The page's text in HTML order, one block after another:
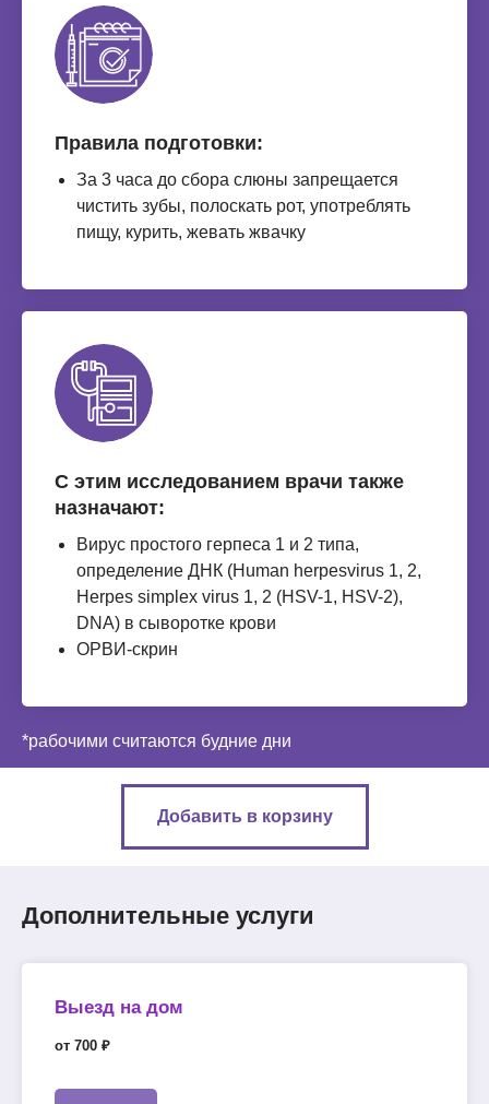
Правила подготовки:
За 3 часа до сбора слюны запрещается
чистить зубы, полоскать рот, употреблять
пищу, курить, жевать жвачку
С этим исследованием врачи также
назначают:
Вирус простого герпеса 1 и 2 типа,
определение ДНК (Human herpesvirus 1, 2,
Herpes simplex virus 1, 2 (HSV-1, HSV-2),
DNA) в сыворотке крови
ОРВИ-скрин
*рабочими считаются будние дни
Добавить в корзину
Дополнительные услуги
Выезд на дом
от 700 ₽